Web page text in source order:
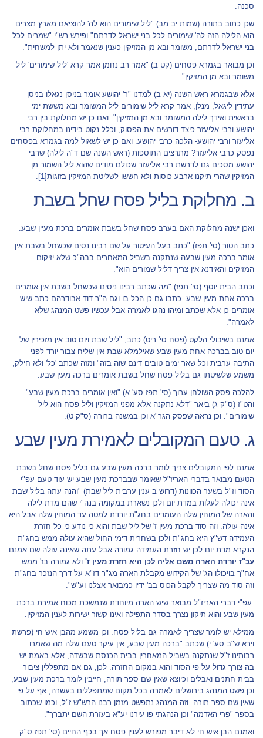
סכנה.
שכן כתוב בתורה (שמות יב מב) "ליל שימורים הוא לה' להוציאם מארץ מצרים
הוא הלילה הזה לה' שימורים לכל בני ישראל לדרתם" ופירש רש"י "שמרים לכל
בני ישראל לדרתם, משומר ובא מן המזיקין כענין שנאמר ולא יתן למשחית".
וכן מבואר בגמרא פסחים (קט ב) "אמר רב נחמן אמר קרא 'ליל שימורים' ליל
משומר ובא מן המזיקין".
אלא שבגמרא ראש השנה (יא ב) למדנו "ר' יהושע אומר בניסן נגאלו בניסן
עתידין ליגאל, מנלן, אמר קרא ליל שימורים ליל המשומר ובא מששת ימי
בראשית ואידך לילה המשומר ובא מן המזיקין". ואם כן יש מחלוקת בין רבי
יהושע ורבי אליעזר כיצד דורשים את הפסוק, וכלל נקוט בידינו במחלוקת רבי
אליעזר ורבי יהושע- הלכה כרבי יהושע. ואם כן יש לשאול למה בגמרא בפסחים
נפסק כרבי אליעזר? מתרצים התוספות (ראש השנה שם ד"ה לילה) שרבי
יהושע מסכים גם לדרשת רבי אליעזר שכולם מודים שהוא ליל השמור מן
המזיקין שהרי תיקנו ארבע כוסות ולא חששו לשליטת המזיקין בזוגות[1]
.
ב. מחלוקת בליל פסח שחל בשבת
ואכן ישנה מחלוקת האם בערב פסח שחל בשבת אומרים ברכת מעיין שבע.
כתב הטור (סי' תפז) "כתב בעל העיטור על שם רבינו נסים שכשחל בשבת אין
אומר ברכה מעין שבעה שנתקנה בשביל המאחרים בבה"כ שלא יזיקום
המזיקים והאידנא אין צריך דליל שמורים הוא".
וכתב הבית יוסף (סי' תפז) "מה שכתב רבינו ניסים שכשחל בשבת אין אומרים
ברכה אחת מעין שבע. כתבו גם כן הכל בו וגם ה"ר דוד אבודרהם כתב שיש
אומרים כן אלא שכתב ומיהו נהגו לאמרה אבל עכשיו פשט המנהג שלא
לאמרה".
אמנם בשיבולי הלקט (פסח סי' ריט) כתב, "ליל שבת ויום טוב אין מזכירין של
יום טוב בברכה אחת מעין שבע שאילמלא שבת אין שליח צבור יורד לפני
התיבה ערבית וכל שאר ימים טובים דינם שוה בזה" ומזה שכתב 'כל' ולא חילק,
משמע שלשיטתו גם בליל פסח שחל בשבת אומרים ברכה מעין שבע.
להלכה פסק השולחן ערוך (סי' תפז סע' א) "ואין אומרים ברכת מעין שבע"
והט"ז (ס"ק ג) ביאר "דלא נתקנה אלא מפני המזיקין וליל פסח הוא ליל
שימורים". וכן נראה שפסק הגר"א וכן במשנה ברורה (ס"ק ט).
ג. טעם המקובלים לאמירת מעין שבע
אמנם לפי המקובלים צריך לומר ברכה מעין שבע גם בליל פסח שחל בשבת.
הטעם מבואר בדברי האריז"ל שאומר שבברכת מעין שבע יש עוד טעם עפ"י
הסוד וז"ל בשער הכוונות (דרוש ב ענין ערבית ליל שבת) "והנה עתה בליל שבת
אינה יכולה לעלות במדת יום ולכן נשארת במקומה בנה"י שהם מדת לילה
והארה של המוחין שלה העומדים בחג"ת יורדת למטה עד המוחין שלה אבל היא
אינה עולה. וזה סוד ברכת מעין ז' של ליל שבת והוא כי נודע כי כל חזרת
העמידה דש"ץ היא בחג"ת ולכן בשחרית דימי החול שהיא עולה ממש בחג"ת
הנקרא מדת יום לכן יש חזרת העמידה גמורה אבל עתה שאינה עולה שם אמנם
עכ"ז יורדת הארה משם אליה לכן היא חזרת מעין ז' ולא גמורה בז' ממש
אח"ך בויכולו הג' של הקידוש מקבלת הארה מג"ר דז"א על דרך הנזכר בחג"ת
וזה סוד מה שצריך לקבל הכוס בב' ידיו כמבואר אצלנו וע"ש".
עפ"י דברי האריז"ל מבואר שיש הארה מיוחדת שנמשכת מכוח אמירת ברכת
מעין שבע והוא תיקון נצרך בסדר התפילה ואינו קשור ישירות לענין המזיקין.
ממילא יש לומר שצריך לאמרה גם בליל פסח. וכן משמע מהבן איש חי (פרשת
וירא ש"ב סע' י) שכתב "ברכה מעין שבע, אין עיקר טעם שלה מה שאמרו
רבותינו ז"ל שנתקנה בשביל המאחרין בבית הכנסת שבשדה, אלא באמת יש
בה צורך גדול על פי הסוד והוא במקום החזרה. לכן, גם אם מתפללין ציבור
בבית חתנים ואבלים וכיוצא שאין שם ספר תורה, חייבין לומר ברכת מעין שבע,
וכן פשט המנהג בירושלים לאמרה בכל מקום שמתפללים בעשרה, אף על פי
שאין שם ספר תורה. וזה המנהג נתפשט מזמן רבנו הרש"ש ז"ל, וכמו שכתוב
בספר "פרי האדמה" וכן הנהגתי פו עירנו יע"א בעזרת השם יתברך".
ואמנם הבן איש חי לא דיבר מפורש לענין פסח אך בכף החיים (סי' תפז ס"ק